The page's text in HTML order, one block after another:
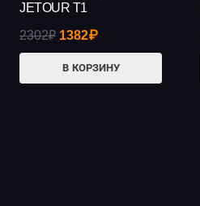
JETOUR T1
2302₽ Первоначальная
цена
1382₽Текущая
цена:
В КОРЗИНУ